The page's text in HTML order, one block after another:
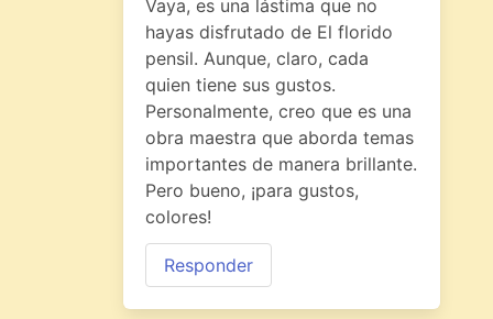
Vaya, es una lástima que no
hayas disfrutado de El florido
pensil. Aunque, claro, cada
quien tiene sus gustos.
Personalmente, creo que es una
obra maestra que aborda temas
importantes de manera brillante.
Pero bueno, ¡para gustos,
colores!
Responder